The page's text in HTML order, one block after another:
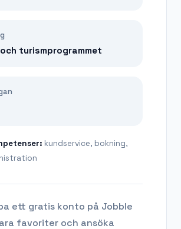
turismprogrammet
kundservice, bokning,
ett gratis konto på Jobble
favoriter och ansöka